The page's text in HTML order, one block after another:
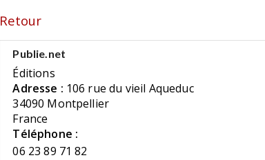
Retour
Publie.net
Éditions
Adresse : 106 rue du vieil Aqueduc
34090 Montpellier
France
Téléphone :
06 23 89 71 82